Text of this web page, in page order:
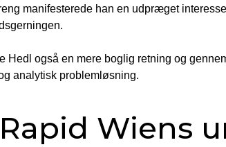
manifesterede han en udpræget
Hedl også en mere boglig retning og
analytisk problemløsning.
Wiens